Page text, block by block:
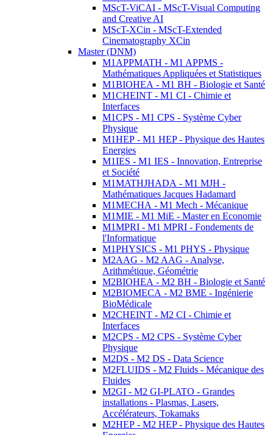
MScT-ViCAI - MScT-Visual Computing
and Creative AI
MScT-XCin - MScT-Extended
Cinematography XCin
Master (DNM)
M1APPMATH - M1 APPMS -
Mathématiques Appliquées et Statistiques
M1BIOHEA - M1 BH - Biologie et Santé
M1CHEINT - M1 CI - Chimie et
Interfaces
M1CPS - M1 CPS - Système Cyber
Physique
M1HEP - M1 HEP - Physique des Hautes
Energies
M1IES - M1 IES - Innovation, Entreprise
et Société
M1MATHJHADA - M1 MJH -
Mathématiques Jacques Hadamard
M1MECHA - M1 Mech - Mécanique
M1MIE - M1 MiE - Master en Economie
M1MPRI - M1 MPRI - Fondements de
l'Informatique
M1PHYSICS - M1 PHYS - Physique
M2AAG - M2 AAG - Analyse,
Arithmétique, Géométrie
M2BIOHEA - M2 BH - Biologie et Santé
M2BIOMECA - M2 BME - Ingénierie
BioMédicale
M2CHEINT - M2 CI - Chimie et
Interfaces
M2CPS - M2 CPS - Système Cyber
Physique
M2DS - M2 DS - Data Science
M2FLUIDS - M2 Fluids - Mécanique des
Fluides
M2GI - M2 GI-PLATO - Grandes
installations - Plasmas, Lasers,
Accélérateurs, Tokamaks
M2HEP - M2 HEP - Physique des Hautes